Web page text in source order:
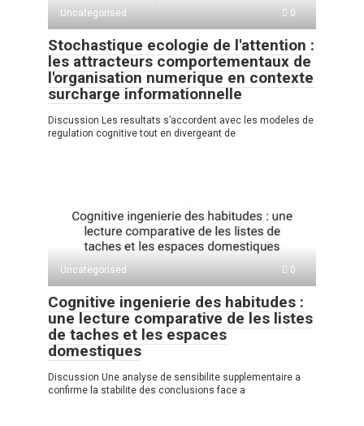
Uncategorised 0
Stochastique ecologie de l'attention :
les attracteurs comportementaux de
l'organisation numerique en contexte
surcharge informationnelle
Discussion Les resultats s’accordent avec les modeles de
regulation cognitive tout en divergeant de
Uncategorised 0
Cognitive ingenierie des habitudes :
une lecture comparative de les listes
de taches et les espaces
domestiques
Discussion Une analyse de sensibilite supplementaire a
confirme la stabilite des conclusions face a